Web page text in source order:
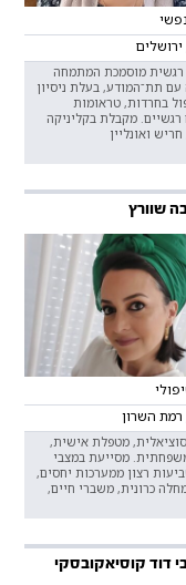
מוסמכת המתמחה
עם תת־המודע, בעלת ניסיון
בחרדות, טראומות
רגשיים. מקבלת בקליניקה
ואונליין
שוורץ
רמת השרון
מטפלת אישית,
מסייעת במצבי
רצון ממערכות יחסים,
כרונית, משברי חיים,
דוד קוסיאקובסקי